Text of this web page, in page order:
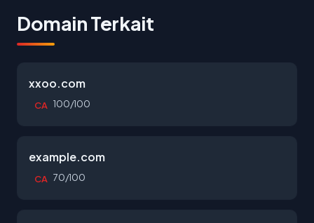
Domain Terkait
xxoo.com
CA 100/100
example.com
CA 70/100